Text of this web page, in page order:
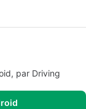
par Driving